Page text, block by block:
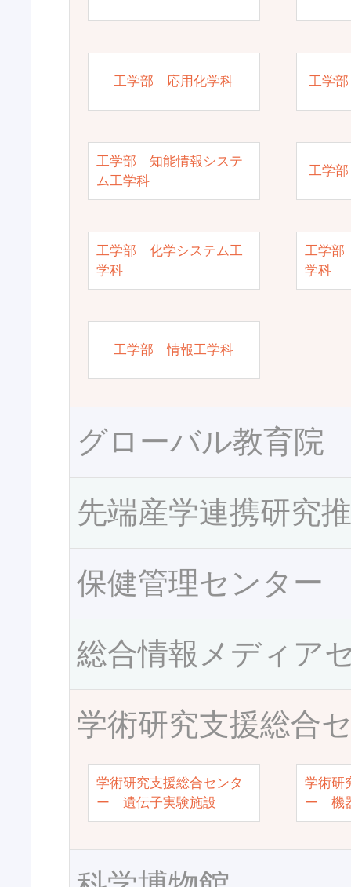
工学部 応用化学科 工学
工学部 知能情報システ
ム工学科
工学
工学部 化学システム工
学科
工学部
学科
工学部 情報工学科
グローバル教育院
先端産学連携研究
保健管理センター
総合情報メディア
学術研究支援総合
学術研究支援総合センタ
ー 遺伝子実験施設
学術研
ー 機